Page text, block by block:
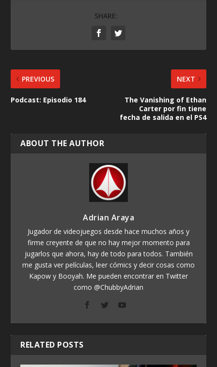
SHARE:
PREVIOUS
Podcast: Episodio 184
NEXT
The Vanishing of Ethan
Carter por fin tiene
fecha de salida en el PS4
ABOUT THE AUTHOR
Adrian Araya
Jugador de videojuegos desde hace muchos años y
firme creyente de que no hay mejor momento para
jugarlos que ahora, hay de todo para todos. También
me gusta ver películas, leer cómics y decir cosas como
Kapow y Booyah. Me pueden encontrar en Twitter
como @ChubbyAdrian
RELATED POSTS